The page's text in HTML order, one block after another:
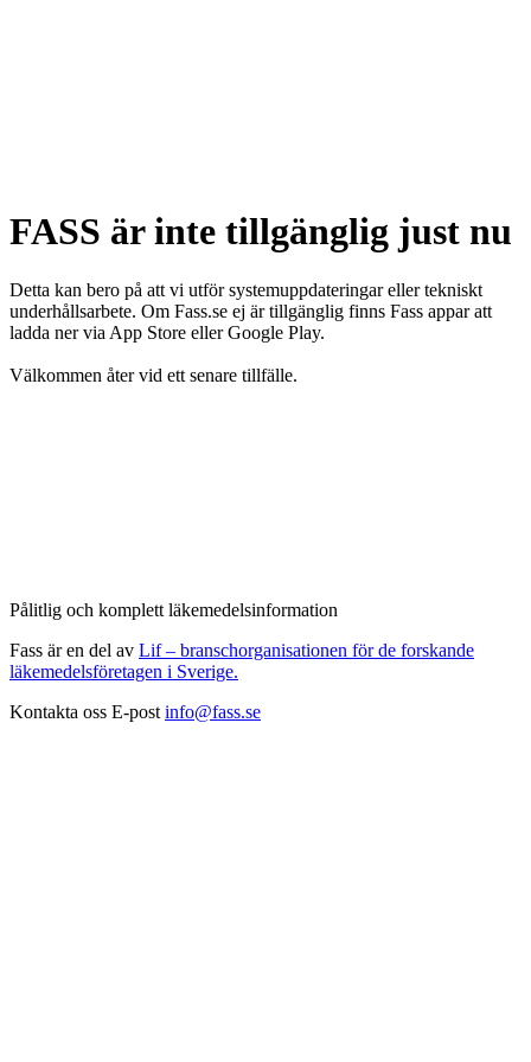
FASS är inte tillgänglig just nu
Detta kan bero på att vi utför systemuppdateringar eller tekniskt
underhållsarbete. Om Fass.se ej är tillgänglig finns Fass appar att
ladda ner via App Store eller Google Play.
Välkommen åter vid ett senare tillfälle.
Pålitlig och komplett läkemedelsinformation
Fass är en del av Lif – branschorganisationen för de forskande
läkemedelsföretagen i Sverige.
Kontakta oss E-post info@fass.se